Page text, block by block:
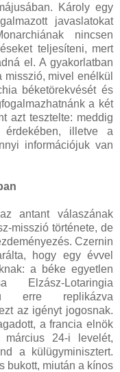
Károly egy
javaslatokat
nincsen
teljesíteni, mert
el. A gyakorlatban
mivel enélkül
béketörekvését és
a két
azt tesztelte: meddig
illetve a
információjuk van
antant válaszának
misszió története, de
Czernin
hogy egy évvel
a béke egyetlen
Elzász-Lotaringia
erre replikázva
az igényt jogosnak.
a francia elnök
március 24-i levelét,
a külügyminisztert.
bukott, miután a kínos